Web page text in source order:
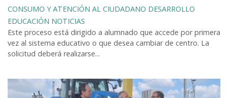
CONSUMO Y ATENCIÓN AL CIUDADANO DESARROLLO
EDUCACIÓN NOTICIAS
Este proceso está dirigido a alumnado que accede por primera
vez al sistema educativo o que desea cambiar de centro. La
solicitud deberá realizarse...